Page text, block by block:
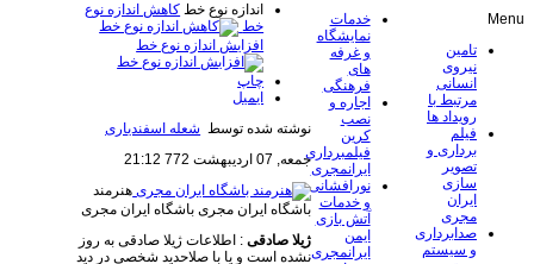
اندازه نوع خط کاهش اندازه نوع
خط
افزایش اندازه نوع خط
چاپ
ایمیل
نوشته شده توسط شعله اسفندیاری
جمعه, 07 ارديبهشت 772 21:12
هنرمند
باشگاه ایران مجری باشگاه ایران مجری
ژیلا صادقی: اطلاعات ژیلا صادقی به روز
نشده است و یا با صلاحدید شخصی در دید
خدمات
نمایشگاه
و غرفه
های
فرهنگی
اجاره و
نصب
کرین
فیلمبرداری
ایرانمجری
نورافشانی
و خدمات
آتش بازی
ایمن
ایرانمجری
Menu
تامین
نیروی
انسانی
مرتبط با
رویداد ها
فیلم
برداری و
تصویر
سازی
ایران
مجری
صدابرداری
و سیستم